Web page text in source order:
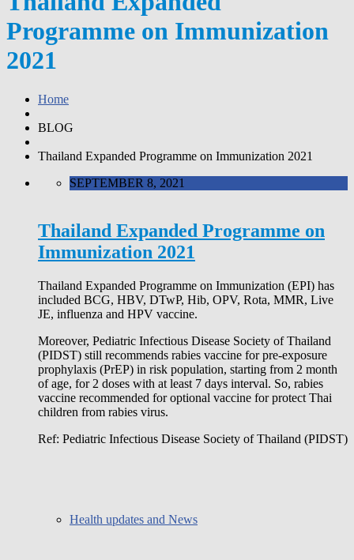
Programme on Immunization
2021
Home
BLOG
Thailand Expanded Programme on Immunization 2021
SEPTEMBER 8, 2021
Thailand Expanded Programme on
Immunization 2021
Thailand Expanded Programme on Immunization (EPI) has
included BCG, HBV, DTwP, Hib, OPV, Rota, MMR, Live
JE, influenza and HPV vaccine.
Moreover, Pediatric Infectious Disease Society of Thailand
(PIDST) still recommends rabies vaccine for pre-exposure
prophylaxis (PrEP) in risk population, starting from 2 month
of age, for 2 doses with at least 7 days interval. So, rabies
vaccine recommended for optional vaccine for protect Thai
children from rabies virus.
Ref: Pediatric Infectious Disease Society of Thailand (PIDST)
Health updates and News